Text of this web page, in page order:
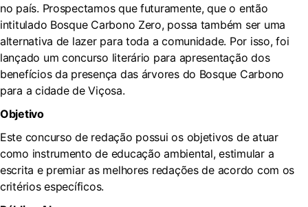
no país. Prospectamos que futuramente, que o então
intitulado Bosque Carbono Zero, possa também ser uma
alternativa de lazer para toda a comunidade. Por isso, foi
lançado um concurso literário para apresentação dos
benefícios da presença das árvores do Bosque Carbono
para a cidade de Viçosa.
Objetivo
Este concurso de redação possui os objetivos de atuar
como instrumento de educação ambiental, estimular a
escrita e premiar as melhores redações de acordo com os
critérios específicos.